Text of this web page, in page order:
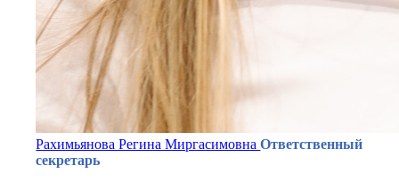
Рахимьянова Регина МиргасимовнаОтветственный
секретарь